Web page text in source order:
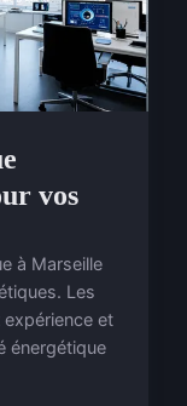
vos
à Marseille
Les
et
énergétique